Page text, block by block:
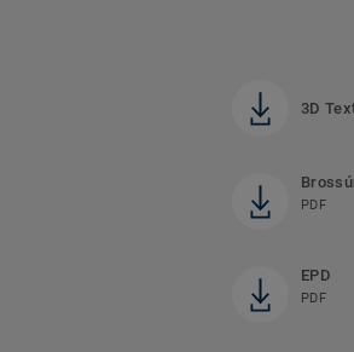
3D
PDF
EPD
PDF